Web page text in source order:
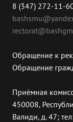
8 (347) 272-11-
Обращение к
Обращение
Приёмная
450008,
Валиди, д. 47;